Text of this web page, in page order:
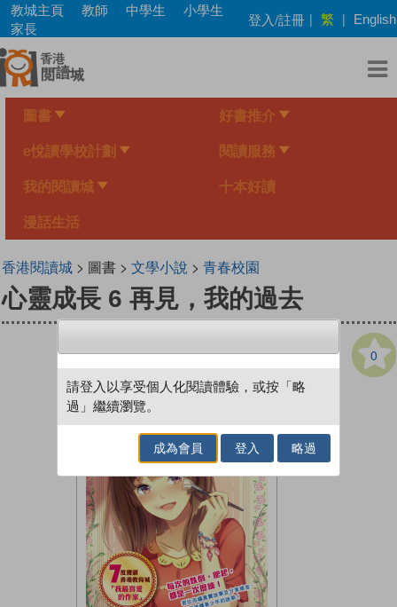
Skip
main
content
教城主頁 教師 中學生
小學生
家長
登入/註冊 | 繁 | English
圖書 好書推介
e悅讀學校計劃 閱讀服務
我的閱讀城 十本好讀
漫話生活
香港閱讀城> 圖書 > 文學小說 > 青春校園
心靈成長 6 再見，我的過去
0
請登入以享受個人化閱讀體驗，或按「略
過」繼續瀏覽。
成為會員 登入 略過